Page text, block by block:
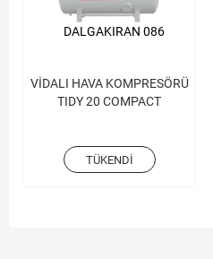
VİDALI HAVA KOMPRESÖRÜ
TIDY 20 COMPACT
DALGAKIRAN 086
TÜKENDI